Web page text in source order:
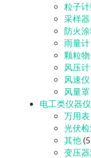
粒子
采样器
防火
雨量计
颗粒
风压计
风速仪
风量罩
电工类仪器
万用表
光伏
其他
变压